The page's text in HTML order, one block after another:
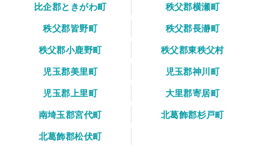
比企郡ときがわ町
秩父郡横瀬町
秩父郡皆野町
秩父郡長瀞町
秩父郡小鹿野町
秩父郡東秩父村
児玉郡美里町
児玉郡神川町
児玉郡上里町
大里郡寄居町
南埼玉郡宮代町
北葛飾郡杉戸町
北葛飾郡松伏町